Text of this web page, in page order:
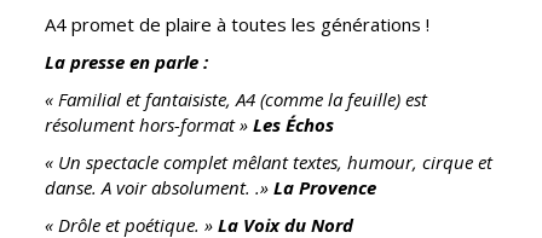
Santé et
solidarité
Culture et
Sport
A4 promet de plaire à toutes les générations !
La presse en parle :
« Familial et fantaisiste, A4 (comme la feuille) est
résolument hors-format »Les Échos
« Un spectacle complet mêlant textes, humour, cirque et
danse. A voir absolument. .»La Provence
« Drôle et poétique. »La Voix du Nord